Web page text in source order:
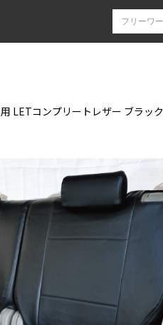
用 LETコンプリートレザー ブラ